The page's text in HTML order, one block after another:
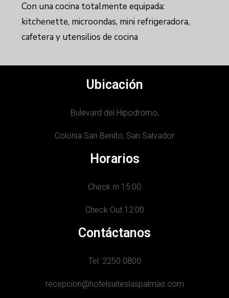
Con una cocina totalmente equipada:
kitchenette, microondas, mini refrigeradora,
cafetera y utensilios de cocina
Ubicación
Bulevard del Hipodromo,
Colonia San Benito, San Salvador
Horarios
Check In 15:00
Check Out 12:00
Contáctanos
Tel: 2250 0800
recepcion@hotelsuiteslaspalmas.com